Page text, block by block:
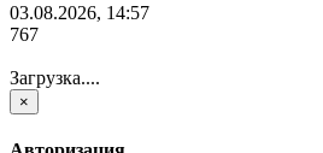
03.08.2026, 14:57
767
Загрузка....
×